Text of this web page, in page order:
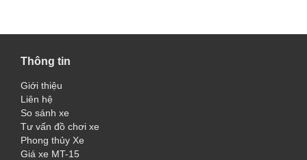
Thông tin
Giới thiệu
Liên hệ
So sánh xe
Tư vấn đồ chơi xe
Phong thủy Xe
Giá xe MT-15